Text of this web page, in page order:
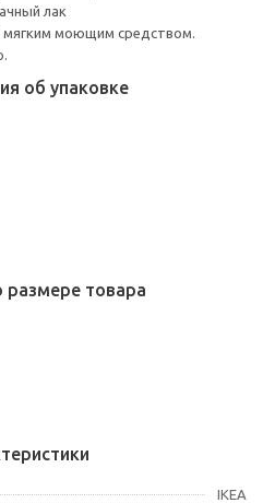
лак
моющим средством.
об упаковке
товара
IKEA